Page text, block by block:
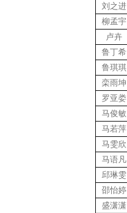
刘之进
柳孟宇
卢卉
鲁丁希
鲁琪琪
栾雨坤
罗亚娄
马俊敏
马若萍
马雯欣
马语凡
邱琳雯
邵怡婷
盛潇潇